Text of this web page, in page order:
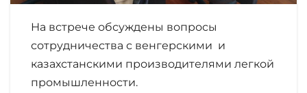
На встрече обсуждены вопросы
сотрудничества с венгерскими и
казахстанскими производителями легкой
промышленности.